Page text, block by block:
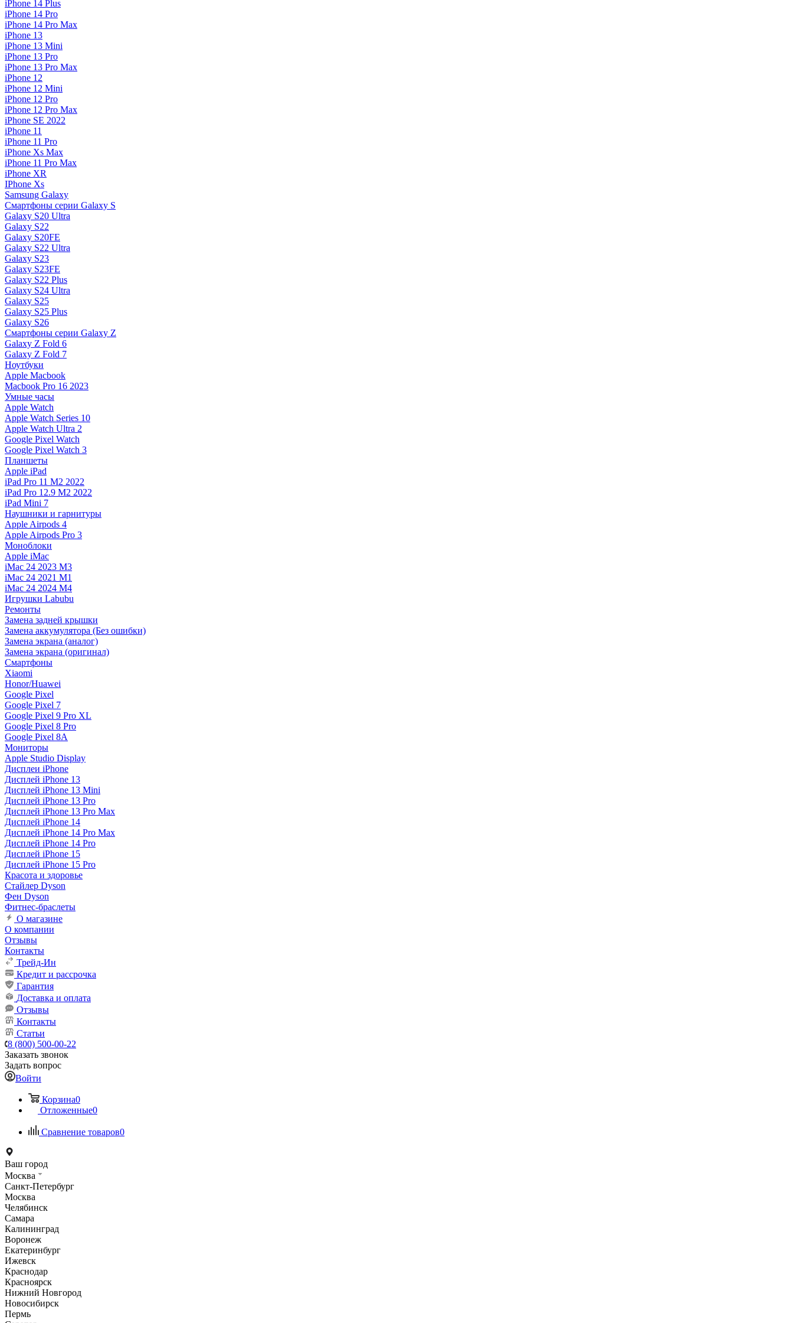
iPhone 14 Plus
iPhone 14 Pro
iPhone 14 Pro Max
iPhone 13
iPhone 13 Mini
iPhone 13 Pro
iPhone 13 Pro Max
iPhone 12
iPhone 12 Mini
iPhone 12 Pro
iPhone 12 Pro Max
iPhone SE 2022
iPhone 11
iPhone 11 Pro
iPhone Xs Max
iPhone 11 Pro Max
iPhone XR
IPhone Xs
Samsung Galaxy
Смартфоны серии Galaxy S
Galaxy S20 Ultra
Galaxy S22
Galaxy S20FE
Galaxy S22 Ultra
Galaxy S23
Galaxy S23FE
Galaxy S22 Plus
Galaxy S24 Ultra
Galaxy S25
Galaxy S25 Plus
Galaxy S26
Смартфоны серии Galaxy Z
Galaxy Z Fold 6
Galaxy Z Fold 7
Ноутбуки
Apple Macbook
Macbook Pro 16 2023
Умные часы
Apple Watch
Apple Watch Series 10
Apple Watch Ultra 2
Google Pixel Watch
Google Pixel Watch 3
Планшеты
Apple iPad
iPad Pro 11 M2 2022
iPad Pro 12.9 M2 2022
iPad Mini 7
Наушники и гарнитуры
Apple Airpods 4
Apple Airpods Pro 3
Моноблоки
Apple iMac
iMac 24 2023 M3
iMac 24 2021 M1
iMac 24 2024 M4
Игрушки Labubu
Ремонты
Замена задней крышки
Замена аккумулятора (Без ошибки)
Замена экрана (аналог)
Замена экрана (оригинал)
Смартфоны
Xiaomi
Honor/Huawei
Google Pixel
Google Pixel 7
Google Pixel 9 Pro XL
Google Pixel 8 Pro
Google Pixel 8A
Мониторы
Apple Studio Display
Дисплеи iPhone
Дисплей iPhone 13
Дисплей iPhone 13 Mini
Дисплей iPhone 13 Pro
Дисплей iPhone 13 Pro Max
Дисплей iPhone 14
Дисплей iPhone 14 Pro Max
Дисплей iPhone 14 Pro
Дисплей iPhone 15
Дисплей iPhone 15 Pro
Красота и здоровье
Стайлер Dyson
Фен Dyson
Фитнес-браслеты
О магазине
О компании
Отзывы
Контакты
Трейд-Ин
Кредит и рассрочка
Гарантия
Доставка и оплата
Отзывы
Контакты
Статьи
8 (800) 500-00-22
Заказать звонок
Задать вопрос
Войти
Корзина0
Отложенные0
Сравнение товаров0
Ваш город
Москва
Санкт-Петербург
Москва
Челябинск
Самара
Калининград
Воронеж
Екатеринбург
Ижевск
Краснодар
Красноярск
Нижний Новгород
Новосибирск
Пермь